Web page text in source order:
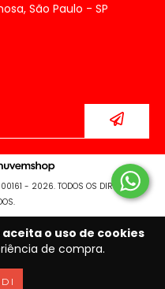
o uso de cookies
de compra.
São Paulo - SP
- 2026. TODOS OS DIREITOS